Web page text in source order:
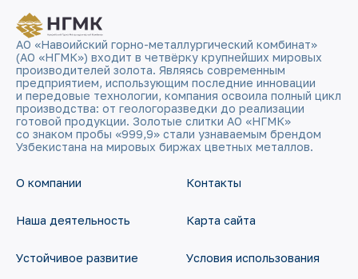
АО «Навоийский горно-металлургический комбинат»
(АО «НГМК») входит в четвёрку крупнейших мировых
производителей золота. Являясь современным
предприятием, использующим последние инновации
и передовые технологии, компания освоила полный цикл
производства: от геологоразведки до реализации
готовой продукции. Золотые слитки АО «НГМК»
со знаком пробы «999,9» стали узнаваемым брендом
Узбекистана на мировых биржах цветных металлов.
О компании
Наша деятельность
Устойчивое развитие
Контакты
Карта сайта
Условия использования